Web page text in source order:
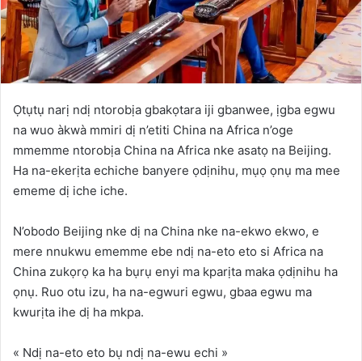
Ọtụtụ narị ndị ntorobịa gbakọtara iji gbanwee, ịgba egwu
na wuo àkwà mmiri dị n’etiti China na Africa n’oge
mmemme ntorobịa China na Africa nke asatọ na Beijing.
Ha na-ekerịta echiche banyere ọdịnihu, mụọ ọnụ ma mee
ememe dị iche iche.
N’obodo Beijing nke dị na China nke na-ekwo ekwo, e
mere nnukwu ememme ebe ndị na-eto eto si Africa na
China zukọrọ ka ha bụrụ enyi ma kparịta maka ọdịnihu ha
ọnụ. Ruo otu izu, ha na-egwuri egwu, gbaa egwu ma
kwurịta ihe dị ha mkpa.
« Ndị na-eto eto bụ ndị na-ewu echi »